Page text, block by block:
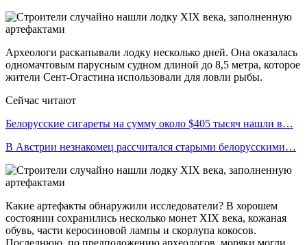
Археологи раскапывали лодку несколько дней. Она оказалась
одномачтовым парусным судном длиной до 8,5 метра, которое
жители Сент-Огастина использовали для ловли рыбы.
Сейчас читают
Белорусские сигареты на сумму около $405 тысяч нашли в…
В Австрии незнакомец рассчитался старыми белорусскими…
Какие артефакты обнаружили исследователи? В хорошем
состоянии сохранились несколько монет XIX века, кожаная
обувь, части керосиновой лампы и скорлупа кокосов.
Последнюю, по предположению археологов, моряки могли